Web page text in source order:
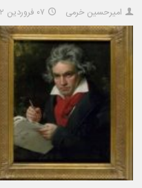
امیرحسین خرمی ۰۷ فروردین ۱۴۰۲ ساعت ۱۹:۲۰